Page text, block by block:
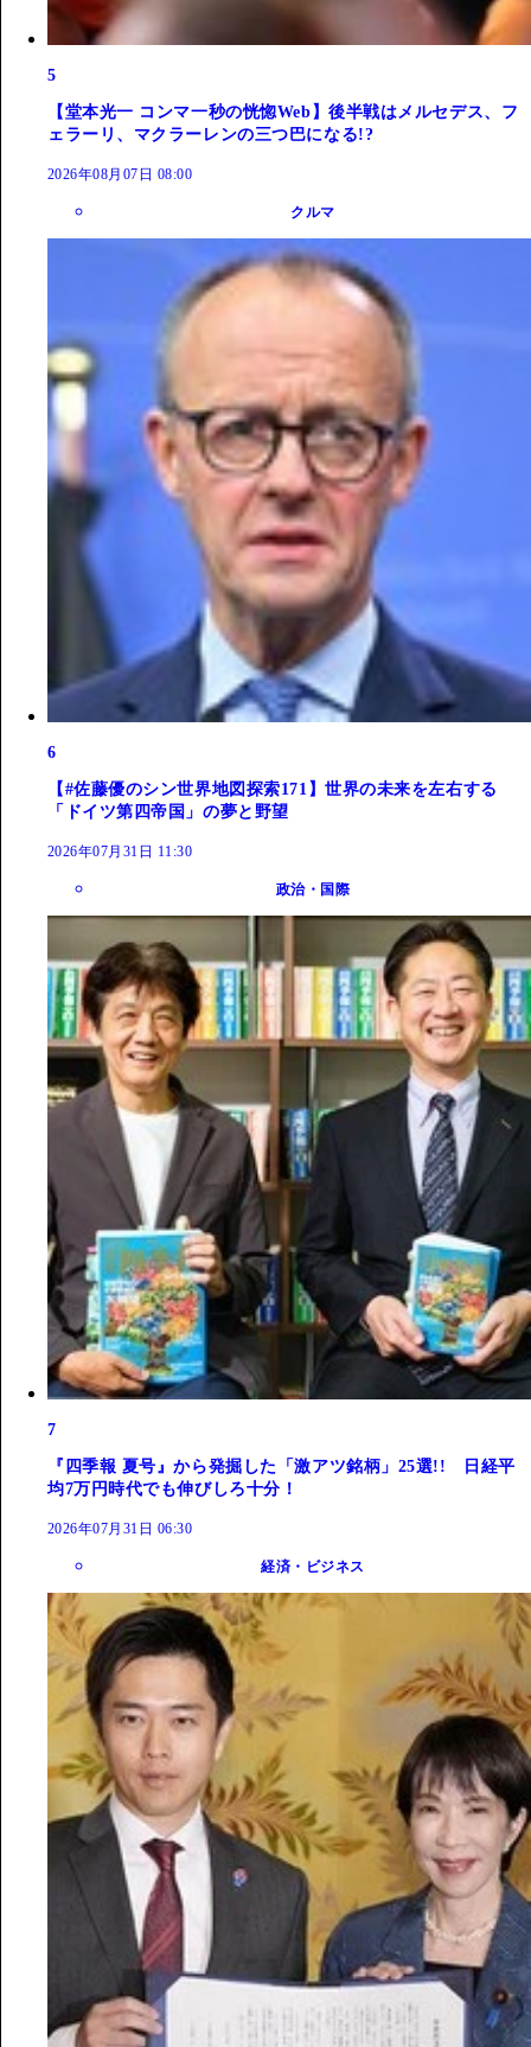
5
【堂本光一 コンマ一秒の恍惚Web】後半戦はメルセデス、フ
ェラーリ、マクラーレンの三つ巴になる!?
2026年08月07日 08:00
クルマ
6
【#佐藤優のシン世界地図探索171】世界の未来を左右する
「ドイツ第四帝国」の夢と野望
2026年07月31日 11:30
政治・国際
7
『四季報 夏号』から発掘した「激アツ銘柄」25選!! 日経平
均7万円時代でも伸びしろ十分！
2026年07月31日 06:30
経済・ビジネス